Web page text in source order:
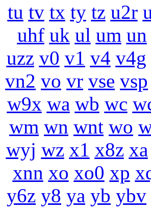
tu tv tx ty tz u2r
uhf uk ul um un
uzz v0 v1 v4 v4g
vn2 vo vr vse vsp
w9x wa wb wc
wm wn wnt wo
wyj wz x1 x8z xa
xnn xo xo0 xp
y6z y8 ya yb ybv